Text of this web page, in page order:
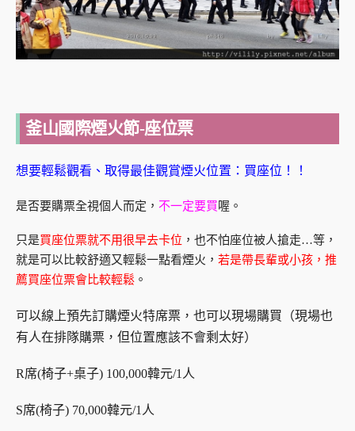
釜山國際煙火節-座位票
想要輕鬆觀看、取得最佳觀賞煙火位置：買座位！！
是否要購票全視個人而定， 不一定要買喔。
只是買座位票就不用很早去卡位 ，也不怕座位被人搶走…等，
就是可以比較舒適又輕鬆一點看煙火， 若是帶長輩或小孩，推
薦買座位票會比較輕鬆 。
可以線上預先訂購煙火特席票，也可以現場購買（現場也
有人在排隊購票，但位置應該不會剩太好）
R席(椅子+桌子) 100,000韓元/1人
S席(椅子) 70,000韓元/1人